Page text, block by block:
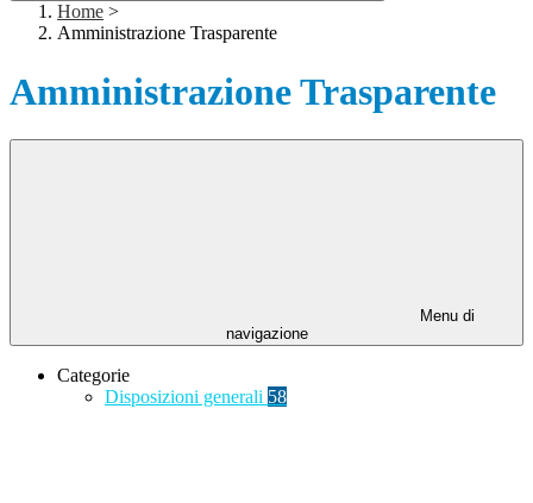
Home >
Amministrazione Trasparente
Amministrazione Trasparente
Menu di
navigazione
Categorie
Disposizioni generali 58